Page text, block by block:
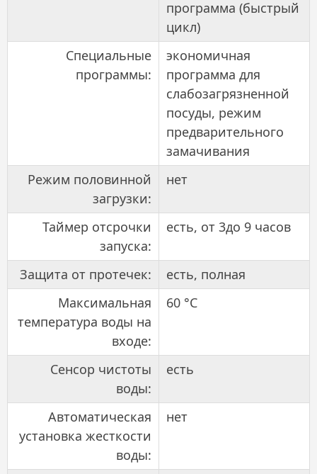
программа (быстрый
цикл)
Специальные
программы:
экономичная
программа для
слабозагрязненной
посуды, режим
предварительного
замачивания
Режим половинной
загрузки:
нет
Таймер отсрочки
запуска:
есть, от 3до 9 часов
Защита от протечек:
есть, полная
Максимальная
температура воды на
входе:
60 °C
Сенсор чистоты
воды:
есть
Автоматическая
установка жесткости
воды:
нет